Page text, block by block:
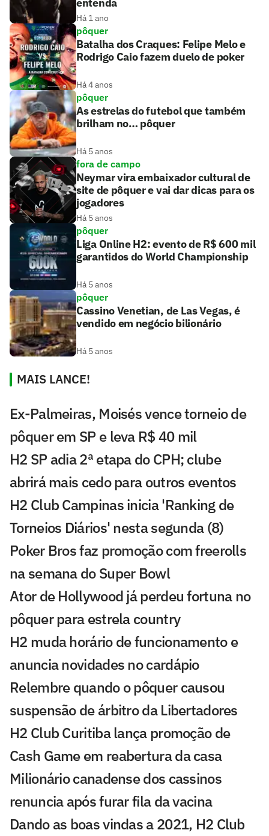
Há 1 ano
pôquer
Batalha dos Craques: Felipe Melo e
Rodrigo Caio fazem duelo de poker
Há 4 anos
pôquer
As estrelas do futebol que também
brilham no… pôquer
Há 5 anos
fora de campo
Neymar vira embaixador cultural de
site de pôquer e vai dar dicas para os
jogadores
Há 5 anos
pôquer
Liga Online H2: evento de R$ 600 mil
garantidos do World Championship
Há 5 anos
pôquer
Cassino Venetian, de Las Vegas, é
vendido em negócio bilionário
Há 5 anos
MAIS LANCE!
Ex-Palmeiras, Moisés vence torneio de
pôquer em SP e leva R$ 40 mil
H2 SP adia 2ª etapa do CPH; clube
abrirá mais cedo para outros eventos
H2 Club Campinas inicia 'Ranking de
Torneios Diários' nesta segunda (8)
Poker Bros faz promoção com freerolls
na semana do Super Bowl
Ator de Hollywood já perdeu fortuna no
pôquer para estrela country
H2 muda horário de funcionamento e
anuncia novidades no cardápio
Relembre quando o pôquer causou
suspensão de árbitro da Libertadores
H2 Club Curitiba lança promoção de
Cash Game em reabertura da casa
Milionário canadense dos cassinos
renuncia após furar fila da vacina
Dando as boas vindas a 2021, H2 Club